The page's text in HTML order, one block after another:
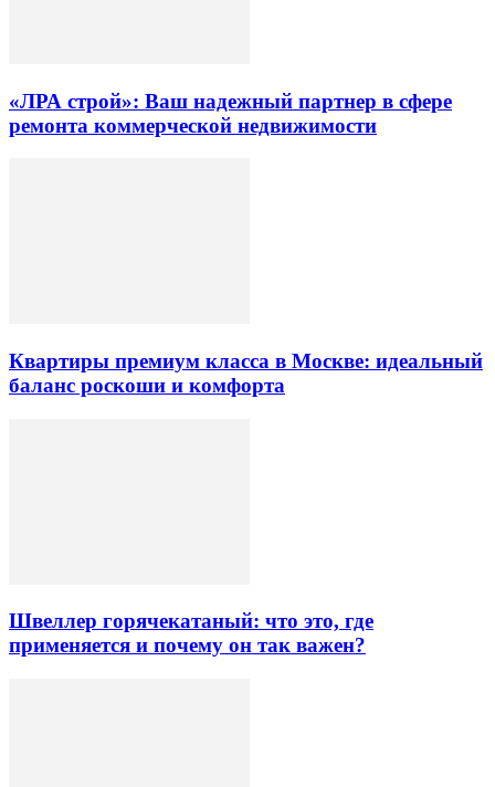
«ЛРА строй»: Ваш надежный партнер в сфере
ремонта коммерческой недвижимости
Квартиры премиум класса в Москве: идеальный
баланс роскоши и комфорта
Швеллер горячекатаный: что это, где
применяется и почему он так важен?